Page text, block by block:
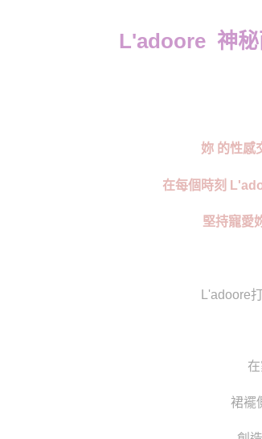
L'adoore 神
妳 的性感
在每個時刻
堅持寵愛
L'adoore
裙襬